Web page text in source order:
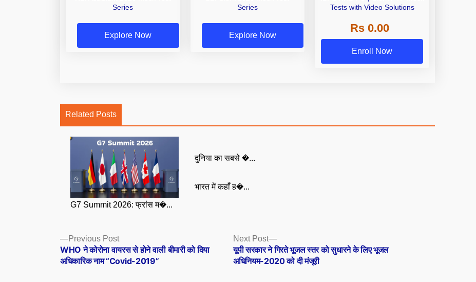
Series
Explore Now
Series
Explore Now
Tests with Video Solutions
Rs 0.00
Enroll Now
Related Posts
G7 Summit 2026: फ्रांस म�...
दुनिया का सबसे �...
भारत में कहाँ ह�...
Posts
navigation
Previous PostPrevious
post:
WHO ने कोरोना वायरस से होने वाली बीमारी को दिया
अधिकारिक नाम “Covid-2019”
Next Post
Next
post:
यूपी सरकार ने गिरते भूजल स्तर को सुधारने के लिए भूजल
अधिनियम-2020 को दी मंजूरी